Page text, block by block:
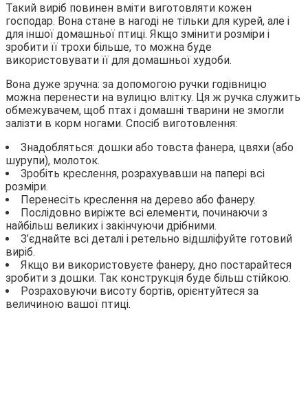
Такий виріб повинен вміти виготовляти кожен
господар. Вона стане в нагоді не тільки для курей, але і
для іншої домашньої птиці. Якщо змінити розміри і
зробити її трохи більше, то можна буде
використовувати її для домашньої худоби.
Вона дуже зручна: за допомогою ручки годівницю
можна перенести на вулицю влітку. Ця ж ручка служить
обмежувачем, щоб птах і домашні тварини не змогли
залізти в корм ногами. Спосіб виготовлення:
Знадобляться: дошки або товста фанера, цвяхи (або
шурупи), молоток.
Зробіть креслення, розрахувавши на папері всі
розміри.
Перенесіть креслення на дерево або фанеру.
Послідовно виріжте всі елементи, починаючи з
найбільш великих і закінчуючи дрібними.
З’єднайте всі деталі і ретельно відшліфуйте готовий
виріб.
Якщо ви використовуєте фанеру, дно постарайтеся
зробити з дошки. Так конструкція буде більш стійкою.
Розраховуючи висоту бортів, орієнтуйтеся за
величиною вашої птиці.